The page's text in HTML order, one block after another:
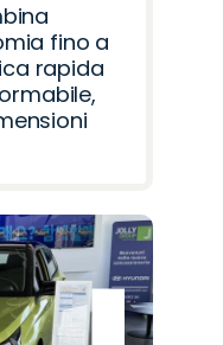
fino a
rapida